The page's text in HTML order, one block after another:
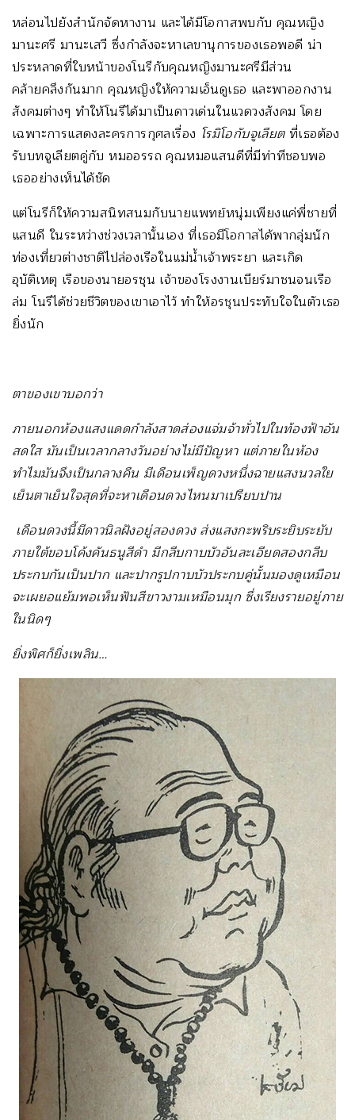
หล่อนไปยังสำนักจัดหางาน และได้มีโอกาสพบกับ คุณหญิง
มานะศรี มานะเสวี ซึ่งกำลังจะหาเลขานุการของเธอพอดี น่า
ประหลาดที่ใบหน้าของโนรีกับคุณหญิงมานะศรีมีส่วน
คล้ายคลึงกันมาก คุณหญิงให้ความเอ็นดูเธอ และพาออกงาน
สังคมต่างๆ ทำให้โนรีได้มาเป็นดาวเด่นในแวดวงสังคม โดย
เฉพาะการแสดงละครการกุศลเรื่อง โรมิโอกับจูเลียตที่เธอต้อง
รับบทจูเลียตคู่กับ หมออรรถ คุณหมอแสนดีที่มีท่าทีชอบพอ
เธออย่างเห็นได้ชัด
แต่โนรีก็ให้ความสนิทสนมกับนายแพทย์หนุ่มเพียงแค่พี่ชายที่
แสนดี ในระหว่างช่วงเวลานั้นเอง ที่เธอมีโอกาสได้พากลุ่มนัก
ท่องเที่ยวต่างชาติไปล่องเรือในแม่น้ำเจ้าพระยา และเกิด
อุบัติเหตุ เรือของนายอรชุน เจ้าของโรงงานเบียร์มาชนจนเรือ
ล่ม โนรีได้ช่วยชีวิตของเขาเอาไว้ ทำให้อรชุนประทับใจในตัวเธอ
ยิ่งนัก
ตาของเขาบอกว่า
ภายนอกห้องแสงแดดกำลังสาดส่องแจ่มจ้าทั่วไปในท้องฟ้าอัน
สดใส มันเป็นเวลากลางวันอย่างไม่มีปัญหา แต่ภายในห้อง
ทำไมมันจึงเป็นกลางคืน มีเดือนเพ็ญดวงหนึ่งฉายแสงนวลใย
เย็นตาเย็นใจสุดที่จะหาเดือนดวงไหนมาเปรียบปาน
เดือนดวงนี้มีดาวนิลฝังอยู่สองดวง ส่งแสงกะพริบระยิบระยับ
ภายใต้ขอบโค้งคันธนูสีดำ มีกลีบกาบบัวอันละเอียดสองกลีบ
ประกบกันเป็นปาก และปากรูปกาบบัวประกบคู่นั้นมองดูเหมือน
จะเผยอแย้มพอเห็นฟันสีขาวงามเหมือนมุก ซึ่งเรียงรายอยู่ภาย
ในนิดๆ
ยิ่งพิศก็ยิ่งเพลิน…